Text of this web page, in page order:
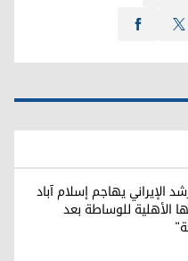
الإيراني يهاجم إسلام آباد
الأهلية للوساطة بعد